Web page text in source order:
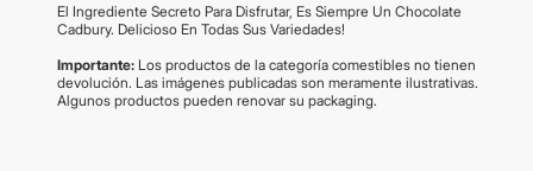
El Ingrediente Secreto Para Disfrutar, Es Siempre Un Chocolate
Cadbury. Delicioso En Todas Sus Variedades!
Importante:Los productos de la categoría comestibles no tienen
devolución. Las imágenes publicadas son meramente ilustrativas.
Algunos productos pueden renovar su packaging.